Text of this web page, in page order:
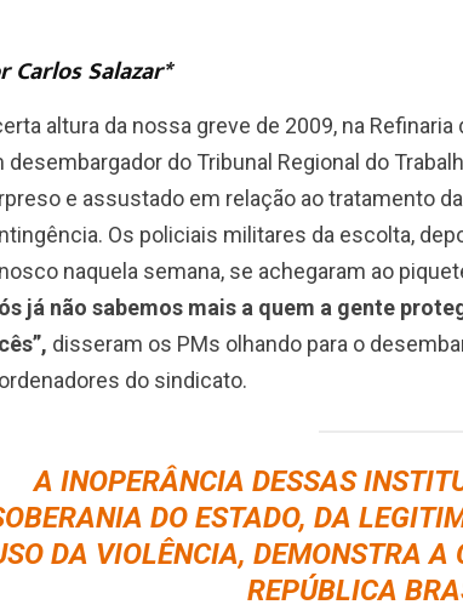
Carlos Salazar*
altura da nossa greve de 2009, na
desembargador do Tribunal Regional do
e assustado em relação ao tratamento
Os policiais militares da escolta,
naquela semana, se achegaram ao
já não sabemos mais a quem a gente
disseram os PMs olhando para o
do sindicato.
A INOPERÂNCIA DESSAS
DO ESTADO, DA
DA VIOLÊNCIA, DEMONSTRA A
REPÚBLICA